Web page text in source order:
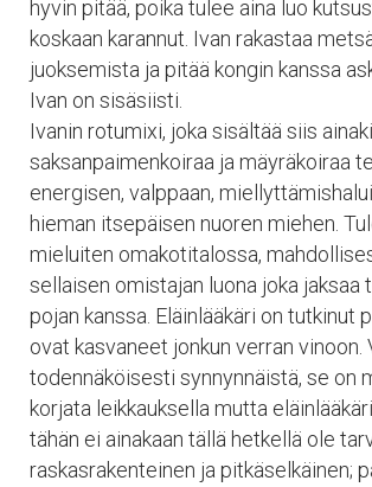
hyvin pitää, poika tulee aina luo
koskaan karannut. Ivan rakastaa
juoksemista ja pitää kongin kanssa
Ivan on sisäsiisti.
Ivanin rotumixi, joka sisältää siis
saksanpaimenkoiraa ja mäyräkoiraa
energisen, valppaan,
hieman itsepäisen nuoren miehen.
mieluiten omakotitalossa,
sellaisen omistajan luona joka jaksaa
pojan kanssa. Eläinlääkäri on tutkinut
ovat kasvaneet jonkun verran vinoon.
todennäköisesti synnynnäistä, se on
korjata leikkauksella mutta
tähän ei ainakaan tällä hetkellä ole
raskasrakenteinen ja pitkäselkäinen;